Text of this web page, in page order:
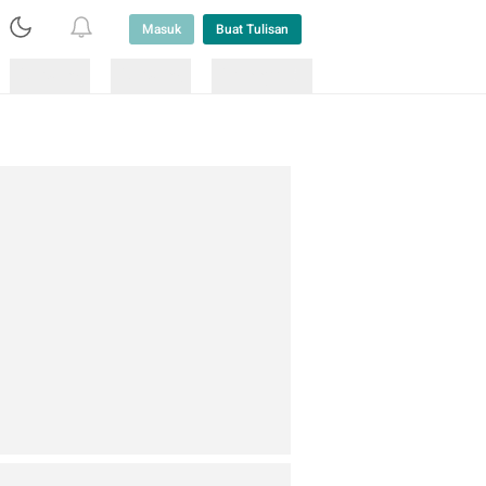
Masuk Buat Tulisan